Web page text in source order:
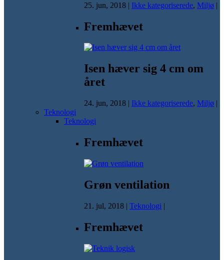
25. jun, 2018 | Ikke kategoriserede, Miljø |
Fremhævet
Isen hæver sig 4 cm om
året
24. jun, 2018 | Ikke kategoriserede, Miljø |
Teknologi
Teknologi
Fremhævet
Grøn ventilation
21. jul, 2018 | Teknologi |
Fremhævet